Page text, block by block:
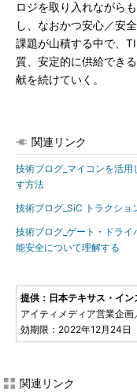
ロジを取り入れながら
し、なおかつ安心／安
課題が山積する中で、
質、安定的に供給でき
献を続けていく。
関連リンク
技術ブログ_マイコンを活
す方法
技術ブログ_SiC トラクシ
技術ブログ_ゲート・ドラ
能安全について理解する
提供：日本テキサス・イ
アイティメディア営業企
効期限：2022年12月24日
関連リンク